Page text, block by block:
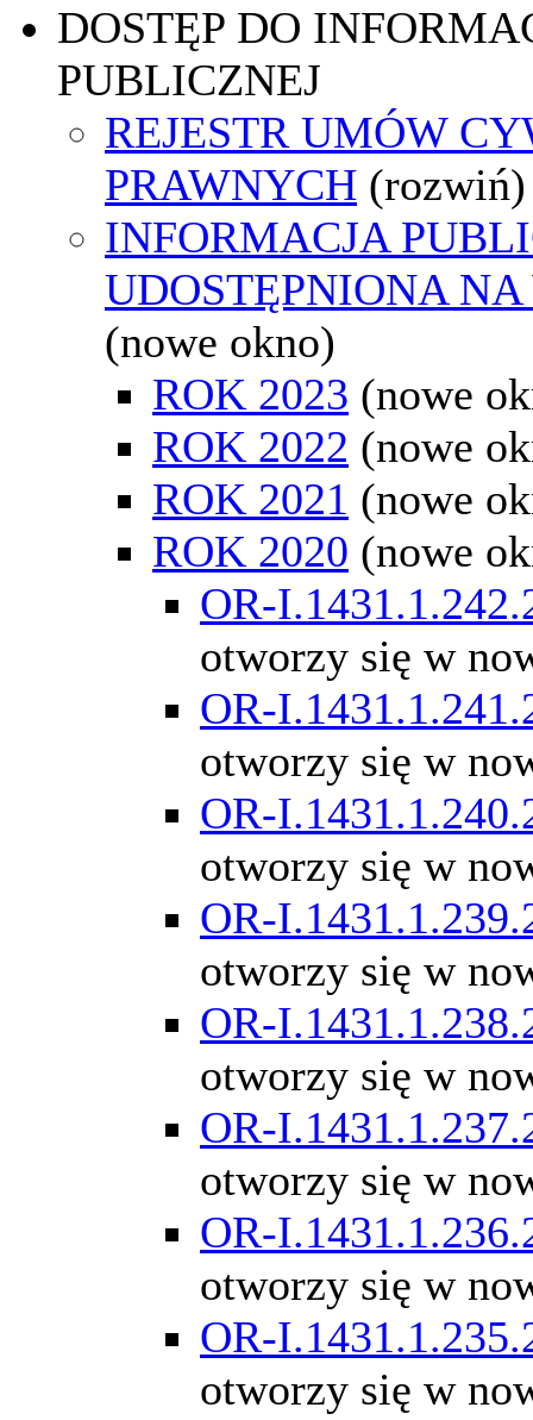
DOSTĘP DO
PUBLICZNEJ
REJESTR UMÓW
PRAWNYCH (rozwiń)
INFORMACJA
UDOSTĘPNIONA
(nowe okno)
ROK 2023 (nowe
ROK 2022 (nowe
ROK 2021 (nowe
ROK 2020 (nowe
OR-
otworzy się w
OR-
otworzy się w
OR-
otworzy się w
OR-
otworzy się w
OR-
otworzy się w
OR-
otworzy się w
OR-
otworzy się w
OR-
otworzy się w